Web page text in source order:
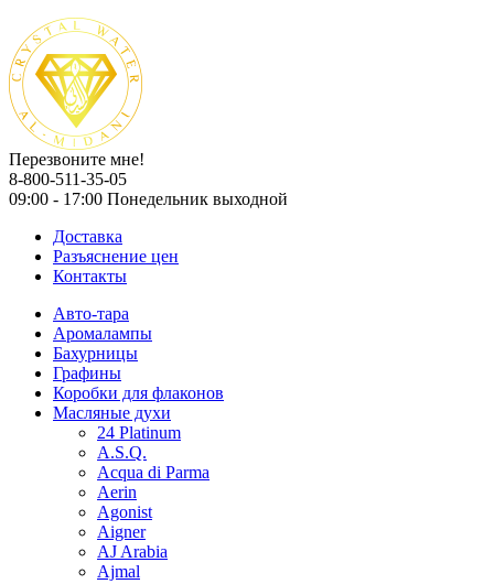
Перезвоните мне!
8-800-511-35-05
09:00 - 17:00 Понедельник выходной
Доставка
Разъяснение цен
Контакты
Авто-тара
Аромалампы
Бахурницы
Графины
Коробки для флаконов
Масляные духи
24 Platinum
A.S.Q.
Acqua di Parma
Aerin
Agonist
Aigner
AJ Arabia
Ajmal